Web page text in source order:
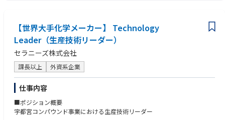
〇「仮説→提案→即実装」の改善サイクルを重視
〇海外拠点との連携が前提（英語は実務ツール）
〇成果ベース評価（年功序列ではない）
〇少数精鋭で意思決定が速く、裁量が大きい
■光デバイスとは
AIやデータセンターの普及により、従来の電気信号では
「消費電力・発熱・速度」の限界が顕在化しています。
この課題を解決する技術が光デバイス（光I/O）です。
【世界大手化学メーカー】 Technology
Leader（生産技術リーダー）
セラニーズ株式会社
課長以上 外資系企業
仕事内容
■ポジション概要
宇都宮コンパウンド事業における生産技術リーダー